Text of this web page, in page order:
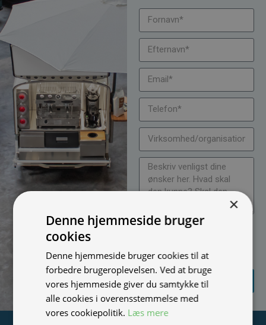
Jeg vil gerne modtage
vi spammer ikke)
SEND
FORESPØRGSEL
×
Denne hjemmeside bruger
cookies
Denne hjemmeside bruger cookies til at
forbedre brugeroplevelsen. Ved at bruge
vores hjemmeside giver du samtykke til
alle cookies i overensstemmelse med
vores cookiepolitik. Læs mere